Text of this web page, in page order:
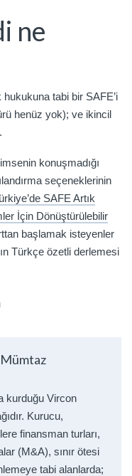
ne
tabi bir SAFE’i
henüz yok); ve ikincil
konuşmadığı
seçeneklerinin
SAFE Artık
İçin Dönüştürülebilir
başlamak isteyenler
Türkçe özetli derlemesi
kurduğu Vircon
Kurucu,
finansman turları,
(M&A), sınır ötesi
tabi alanlarda;